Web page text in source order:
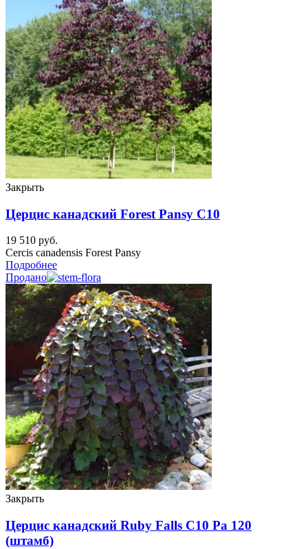
Закрыть
Церцис канадский Forest Pansy C10
19 510 руб.
Cercis canadensis Forest Pansy
Подробнее
Продано
Закрыть
Церцис канадский Ruby Falls C10 Ра 120
(штамб)